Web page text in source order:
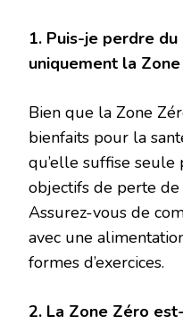
1. Puis-je perdre
uniquement la
Bien que la Zone
bienfaits pour la
qu’elle suffise
objectifs de perte de
Assurez-vous de
avec une
formes d’exercices.
2. La Zone Zéro